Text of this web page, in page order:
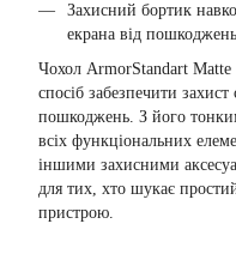
Захисний бортик
екрана від
Чохол ArmorStandart
спосіб забезпечити
пошкоджень. З його
всіх функціональних
іншими захисними
для тих, хто шукає
пристрою.